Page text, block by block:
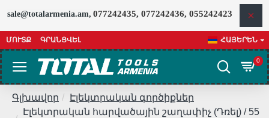
sale@totalarmenia.am, 077242435, 077242436, 055242423
ՄՈՒՏՔ ԳՐԱՆՑՎԵԼ ՀԱՅԵՐԵՆ
0
Գլխավոր
Էլեկտրական գործիքներ
Էլեկտրական հարվածային շաղափիչ (Դռել) / 55